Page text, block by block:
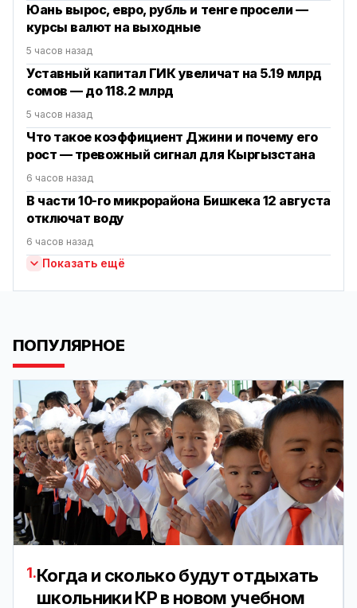
Юань вырос, евро, рубль и тенге просели —
курсы валют на выходные
5 часов назад
Уставный капитал ГИК увеличат на 5.19 млрд
сомов — до 118.2 млрд
5 часов назад
Что такое коэффициент Джини и почему его
рост — тревожный сигнал для Кыргызстана
6 часов назад
В части 10-го микрорайона Бишкека 12 августа
отключат воду
6 часов назад
Показать ещё
ПОПУЛЯРНОЕ
1.Когда и сколько будут отдыхать
школьники КР в новом учебном